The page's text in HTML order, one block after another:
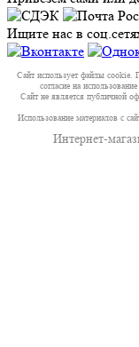
Ищите нас в
Сайт использует файлы cookie.
согласие на
Сайт не является публичной
Использование материалов с
Интернет-